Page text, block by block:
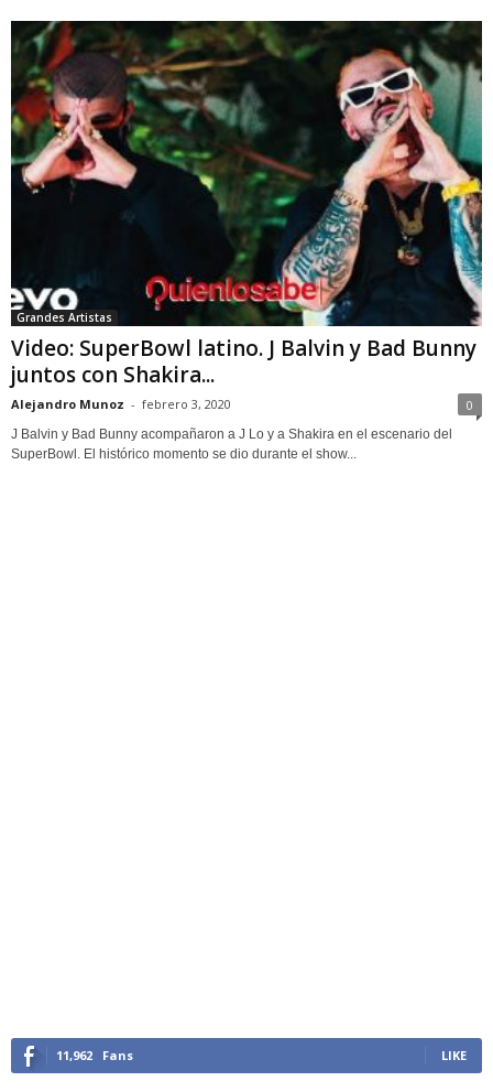
Grandes Artistas
Video: SuperBowl latino. J Balvin y Bad Bunny
juntos con Shakira...
Alejandro Munoz - febrero 3, 2020 0
J Balvin y Bad Bunny acompañaron a J Lo y a Shakira en el escenario del
SuperBowl. El histórico momento se dio durante el show...
11,962 Fans LIKE